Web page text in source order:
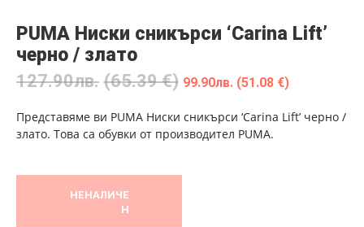
PUMA Ниски сникърси ‘Carina Lift’
черно / злато
127.90лв. (65.39 €) 99.90лв. (51.08 €)
Представяме ви PUMA Ниски сникърси ‘Carina Lift’ черно /
злато. Това са обувки от производител PUMA.
НЕНАЛИЧЕ
Н